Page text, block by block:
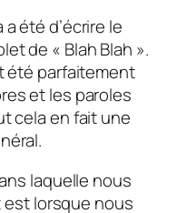
a été d’écrire le
de « Blah Blah ».
été parfaitement
et les paroles
cela en fait une
laquelle nous
est lorsque nous